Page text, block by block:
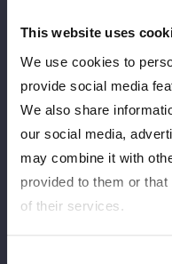
This website uses
We use cookies to
provide social media
We also share
our social media,
may combine it with
provided to them or
of their services.
オ」配信があるかも！？
ぜひフォローしてチェッ
【商品情報／セット内容】
◆商品：飲むあんこ8個
◆特典：優勝記念特製ステ
※涙と感動の優勝の瞬間を